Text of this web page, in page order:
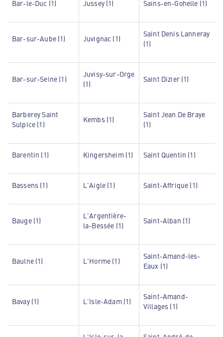
Bar-le-Duc (1) Jussey (1) Sains-en-Gohelle (1)
Bar-sur-Aube (1) Juvignac (1)
Saint Denis Lanneray
(1)
Bar-sur-Seine (1)
Juvisy-sur-Orge
(1)
Saint Dizier (1)
Barberey Saint
Sulpice (1)
Kembs (1)
Saint Jean De Braye
(1)
Barentin (1) Kingersheim (1) Saint Quentin (1)
Bassens (1) L'Aigle (1) Saint-Affrique (1)
Bauge (1)
L'Argentière-
la-Bessée (1)
Saint-Alban (1)
Baulne (1) L'Horme (1)
Saint-Amand-les-
Eaux (1)
Bavay (1) L'Isle-Adam (1)
Saint-Amand-
Villages (1)